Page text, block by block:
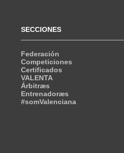
SECCIONES
Federación
Competiciones
Certificados
VALENTA
Árbitræs
Entrenadoræs
#somValenciana